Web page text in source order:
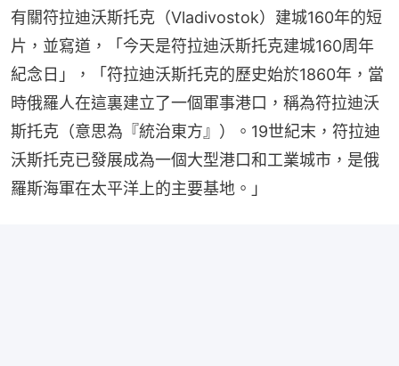
有關符拉迪沃斯托克（Vladivostok）建城160年的短
片，並寫道，「今天是符拉迪沃斯托克建城160周年
紀念日」，「符拉迪沃斯托克的歷史始於1860年，當
時俄羅人在這裏建立了一個軍事港口，稱為符拉迪沃
斯托克（意思為『統治東方』）。19世紀末，符拉迪
沃斯托克已發展成為一個大型港口和工業城市，是俄
羅斯海軍在太平洋上的主要基地。」